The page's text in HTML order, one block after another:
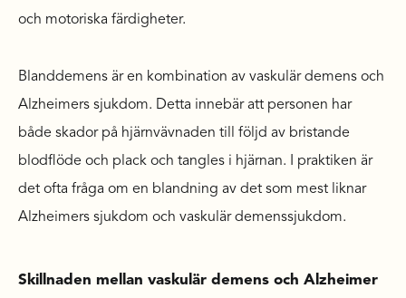
och motoriska färdigheter.
Blanddemens är en kombination av vaskulär demens och
Alzheimers sjukdom. Detta innebär att personen har
både skador på hjärnvävnaden till följd av bristande
blodflöde och plack och tangles i hjärnan. I praktiken är
det ofta fråga om en blandning av det som mest liknar
Alzheimers sjukdom och vaskulär demenssjukdom.
Skillnaden mellan vaskulär demens och Alzheimer